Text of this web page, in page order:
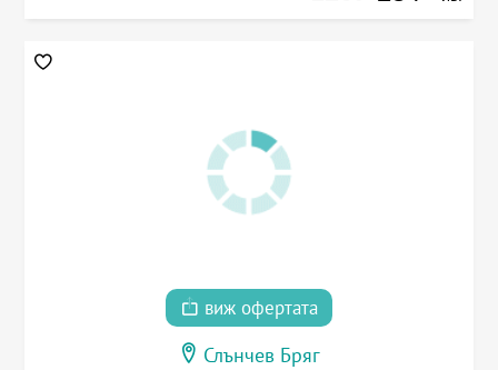
виж офертата
Слънчев Бряг